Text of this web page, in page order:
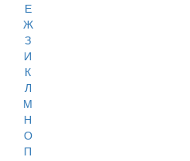
Е
Ж
З
И
К
Л
М
Н
О
П